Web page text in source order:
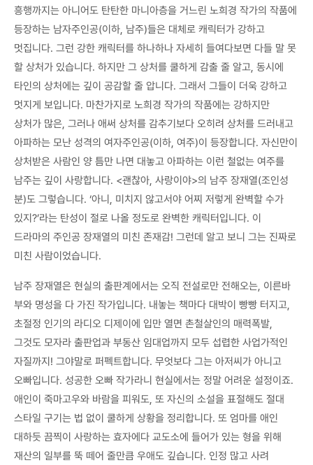
흥행까지는 아니어도 탄탄한 마니아층을 거느린 노희경 작가의 작품에
등장하는 남자주인공(이하, 남주)들은 대체로 캐릭터가 강하고
멋집니다. 그런 강한 캐릭터를 하나하나 자세히 들여다보면 다들 말 못
할 상처가 있습니다. 하지만 그 상처를 쿨하게 감출 줄 알고, 동시에
타인의 상처에는 깊이 공감할 줄 압니다. 그래서 그들이 더욱 강하고
멋지게 보입니다. 마찬가지로 노희경 작가의 작품에는 강하지만
상처가 많은, 그러나 애써 상처를 감추기보다 오히려 상처를 드러내고
아파하는 모난 성격의 여자주인공(이하, 여주)이 등장합니다. 자신만이
상처받은 사람인 양 틈만 나면 대놓고 아파하는 이런 철없는 여주를
남주는 깊이 사랑합니다. <괜찮아, 사랑이야>의 남주 장재열(조인성
분)도 그렇습니다. ‘아니, 미치지 않고서야 어찌 저렇게 완벽할 수가
있지?’라는 탄성이 절로 나올 정도로 완벽한 캐릭터입니다. 이
드라마의 주인공 장재열의 미친 존재감! 그런데 알고 보니 그는 진짜로
미친 사람이었습니다.
남주 장재열은 현실의 출판계에서는 오직 전설로만 전해오는, 이른바
부와 명성을 다 가진 작가입니다. 내놓는 책마다 대박이 빵빵 터지고,
초절정 인기의 라디오 디제이에 입만 열면 촌철살인의 매력폭발,
그것도 모자라 출판업과 부동산 임대업까지 모두 섭렵한 사업가적인
자질까지! 그야말로 퍼펙트합니다. 무엇보다 그는 아저씨가 아니고
오빠입니다. 성공한 오빠 작가라니 현실에서는 정말 어려운 설정이죠.
애인이 죽마고우와 바람을 피워도, 또 자신의 소설을 표절해도 절대
스타일 구기는 법 없이 쿨하게 상황을 정리합니다. 또 엄마를 애인
대하듯 끔찍이 사랑하는 효자에다 교도소에 들어가 있는 형을 위해
재산의 일부를 뚝 떼어 줄만큼 우애도 깊습니다. 인정 많고 사려